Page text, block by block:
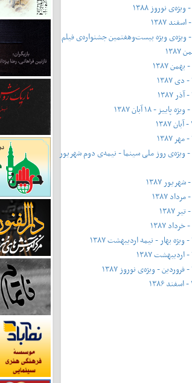
شماره ۳۹۰ - ویژه‌ی ویژه بیست‌و‌هفتمین جشنواره‌ی فیلم
شماره ۳۸۳ - ویژه‌ی روز ملی سینما - نیمه‌ی دوم شهریور